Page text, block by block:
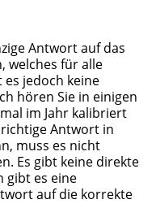
Antwort auf das
welches für alle
jedoch keine
hören Sie in einigen
im Jahr kalibriert
Antwort in
muss es nicht
Es gibt keine direkte
gibt es eine
auf die korrekte